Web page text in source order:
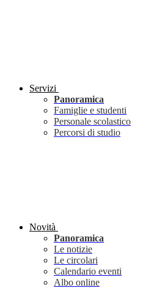
Servizi
Panoramica
Famiglie e studenti
Personale scolastico
Percorsi di studio
Novità
Panoramica
Le notizie
Le circolari
Calendario eventi
Albo online